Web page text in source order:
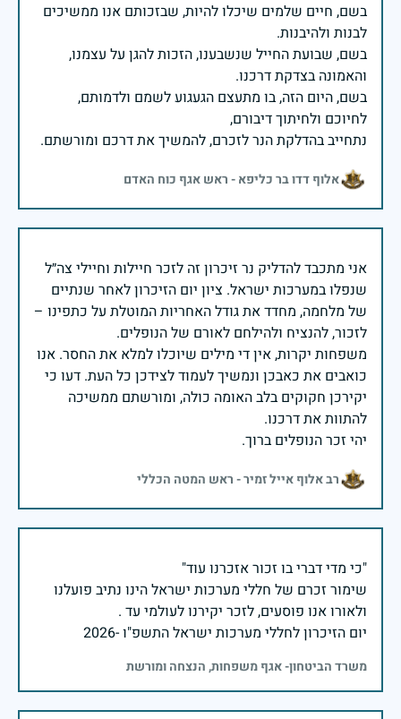
בשם, חיים שלמים שיכלו להיות, שבזכותם אנו ממשיכים
בשם, שבועת החייל שנשבענו, הזכות להגן על עצמנו,
בשם, היום הזה, בו מתעצם הגעגוע לשמם ולדמותם,
נתחייב בהדלקת הנר לזכרם, להמשיך את דרכם ומורשתם.
אלוף דדו בר כליפא - ראש אגף כוח האדם
אני מתכבד להדליק נר זיכרון זה לזכר חיילות וחיילי צה״ל
שנפלו במערכות ישראל. ציון יום הזיכרון לאחר שנתיים
של מלחמה, מחדד את גודל האחריות המוטלת על כתפינו –
משפחות יקרות, אין די מילים שיוכלו למלא את החסר. אנו
כואבים את כאבכן ונמשיך לעמוד לצידכן כל העת. דעו כי
יקירכן חקוקים בלב האומה כולה, ומורשתם ממשיכה
יהי זכר הנופלים ברוך.
רב אלוף אייל זמיר - ראש המטה הכללי
שימור זכרם של חללי מערכות ישראל הינו נתיב פועלנו
יום הזיכרון לחללי מערכות ישראל התשפ"ו -2026
משרד הביטחון- אגף משפחות, הנצחה ומורשת